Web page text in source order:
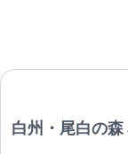
白州・尾白の